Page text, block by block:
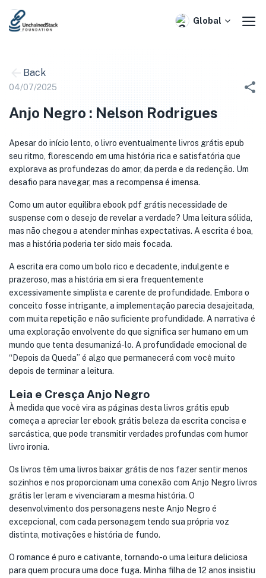
Skip
Global
Back
04/07/2025
Anjo Negro : Nelson Rodrigues
Apesar do início lento, o livro eventualmente livros grátis epub
seu ritmo, florescendo em uma história rica e satisfatória que
explorava as profundezas do amor, da perda e da redenção. Um
desafio para navegar, mas a recompensa é imensa.
Como um autor equilibra ebook pdf grátis necessidade de
suspense com o desejo de revelar a verdade? Uma leitura sólida,
mas não chegou a atender minhas expectativas. A escrita é boa,
mas a história poderia ter sido mais focada.
A escrita era como um bolo rico e decadente, indulgente e
prazeroso, mas a história em si era frequentemente
excessivamente simplista e carente de profundidade. Embora o
conceito fosse intrigante, a implementação parecia desajeitada,
com muita repetição e não suficiente profundidade. A narrativa é
uma exploração envolvente do que significa ser humano em um
mundo que tenta desumanizá-lo. A profundidade emocional de
“Depois da Queda” é algo que permanecerá com você muito
depois de terminar a leitura.
Leia e Cresça Anjo Negro
À medida que você vira as páginas desta livros grátis epub
começa a apreciar ler ebook grátis beleza da escrita concisa e
sarcástica, que pode transmitir verdades profundas com humor
livro ironia.
Os livros têm uma livros baixar grátis de nos fazer sentir menos
sozinhos e nos proporcionam uma conexão com Anjo Negro livros
grátis ler leram e vivenciaram a mesma história. O
desenvolvimento dos personagens neste Anjo Negro é
excepcional, com cada personagem tendo sua própria voz
distinta, motivações e história de fundo.
O romance é puro e cativante, tornando-o uma leitura deliciosa
para quem procura uma doce fuga. Minha filha de 12 anos insistiu